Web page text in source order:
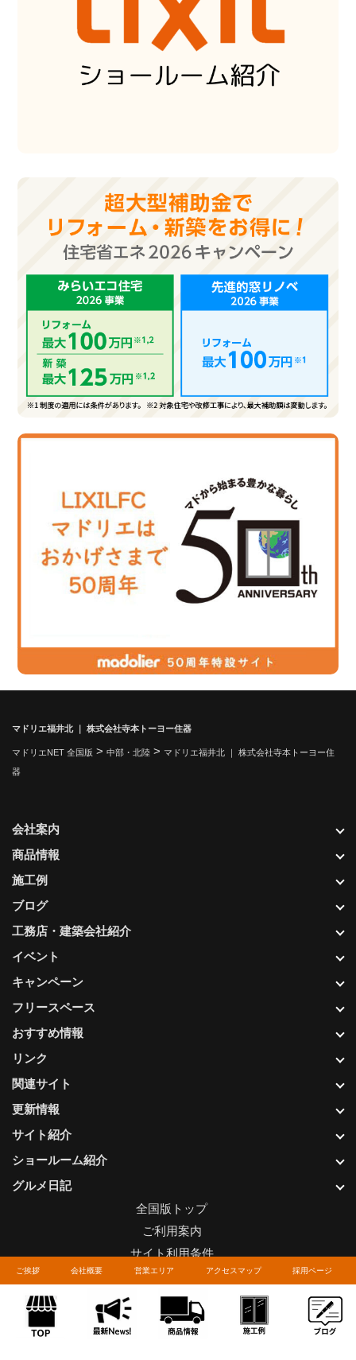
ご挨拶 会社概要 営業エリア アクセスマップ 採用ページ
マドリエ福井北 ｜ 株式会社寺本トーヨー住器
マドリエNET 全国版 > 中部・北陸 > マドリエ福井北 ｜ 株式会社寺本トーヨー住
器
更新情報
サイト紹介
ショールーム紹介
グルメ日記
会社案内
商品情報
施工例
ブログ
工務店・建築会社紹介
イベント
キャンペーン
フリースペース
おすすめ情報
リンク
関連サイト
全国版トップ
ご利用案内
サイト利用条件
プライバシーポリシー
関連リンク
お問い合わせについて